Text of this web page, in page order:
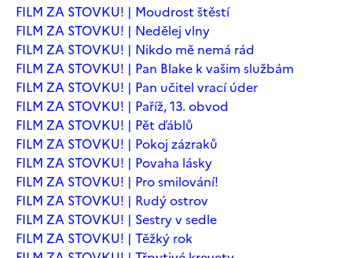
FILM ZA STOVKU! | Moudrost štěstí
FILM ZA STOVKU! | Nedělej vlny
FILM ZA STOVKU! | Nikdo mě nemá rád
FILM ZA STOVKU! | Pan Blake k vašim službám
FILM ZA STOVKU! | Pan učitel vrací úder
FILM ZA STOVKU! | Paříž, 13. obvod
FILM ZA STOVKU! | Pět ďáblů
FILM ZA STOVKU! | Pokoj zázraků
FILM ZA STOVKU! | Povaha lásky
FILM ZA STOVKU! | Pro smilování!
FILM ZA STOVKU! | Rudý ostrov
FILM ZA STOVKU! | Sestry v sedle
FILM ZA STOVKU! | Těžký rok